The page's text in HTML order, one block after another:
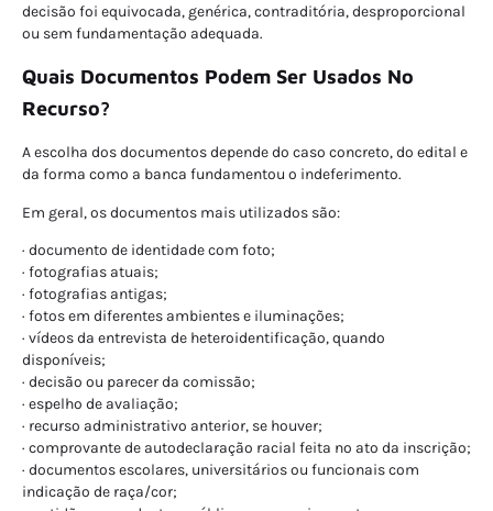
decisão foi equivocada, genérica, contraditória, desproporcional
ou sem fundamentação adequada.
Quais Documentos Podem Ser Usados No
Recurso?
A escolha dos documentos depende do caso concreto, do edital e
da forma como a banca fundamentou o indeferimento.
Em geral, os documentos mais utilizados são:
· documento de identidade com foto;
· fotografias atuais;
· fotografias antigas;
· fotos em diferentes ambientes e iluminações;
· vídeos da entrevista de heteroidentificação, quando
disponíveis;
· decisão ou parecer da comissão;
· espelho de avaliação;
· recurso administrativo anterior, se houver;
· comprovante de autodeclaração racial feita no ato da inscrição;
· documentos escolares, universitários ou funcionais com
indicação de raça/cor;